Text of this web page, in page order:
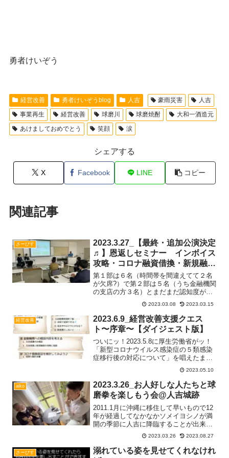
勇者けいぞう
経営改善 勇者けいぞうblog 人吉 豪雨災害
人吉
事業再生
経営改善 球磨川 球磨焼酎
大和一酒造元
あけましておめでとう
笑顔 涙
シェアする
X Facebook LINE コピー
関連記事
さーびす
2023.3.27_【最終・追加公演決定
♬】恩返しセミナー インボイス
攻略・コロナ融資借換・新規融資
のポイントがわかる！経営改善セ
ミナー＠熊本県人吉市
第１部は６名（時間帯を間違えてて２名
が欠席?）で第２部は５名（うち金融機関
の支店の方３名）とまだまだ認知度が低
くて情報発信力が弱いことに課題が残る
恩返しセミナーでした?だがしかしッ！参
加冒険者の方々のご感想をみると・・・
嬉しいご感想の数々?Read more...
2023.03.08 2023.03.15
経営改善
2023.6.9_経営改善支援クエス
ト〜序章〜【ダイジェスト版】
ついにッ！2023.5.8に厚生労働省がッ！
「新型コロナウイルス感染症の５類感染
症移行後の対応について」を唱えたまし
た♪ついに３年間に渡って日本経済を覆っ
ていた闇が晴れてきそうです☺️「晴れま
した！」と言いたいところですが・・・
コロナ禍にすRead more...
2023.05.10
aiko
2023.3.26_お人好しな人たちと球
磨拳を楽しもう会@人吉城跡
2011.1月に沖縄に移住して早いもので12
年が経過してなかなかソメイヨシノが満
開の季節に人吉に降臨することが出来な
くなり来年こそは家族と一緒にこの時期
に人吉に降臨をしたいと思う今日この頃
この冒険の書を書き記している2023.3.26
2023.03.26 2023.08.27
さーびす
溺れている姿を見せてくれなけれ